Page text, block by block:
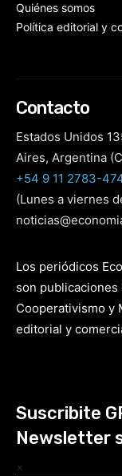
Quiénes somos
Política editorial y
Contacto
Estados Unidos
Aires, Argentina
+54 9 11 2783-
(Lunes a viernes
Los periódicos
son publicaciones
Cooperativismo y
editorial y
Suscribite
Newsletter
×